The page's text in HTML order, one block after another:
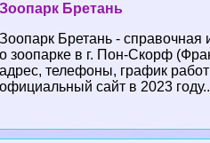
Зоопарк Бретань
Зоопарк Бретань -
о зоопарке в г. Пон-Скорф
адрес, телефоны, график
официальный сайт в 2023